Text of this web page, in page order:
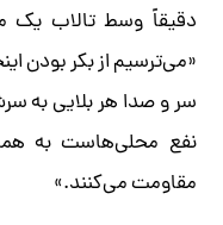
دقیقاً وسط تالاب یک
«می‌ترسیم از بکر بودن
سر و صدا هر بلایی به
نفع محلی‌هاست به
مقاومت می‌کنند.»